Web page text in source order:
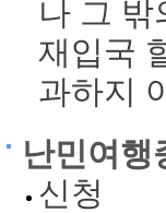
나 그
재입국
과하지
난민여행
신청